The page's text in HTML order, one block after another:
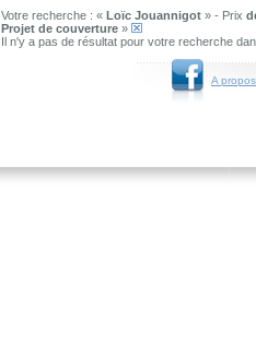
Votre recherche : « Loïc Jouannigot » - Prix
Projet de couverture »
Il n'y a pas de résultat pour votre recherche
A